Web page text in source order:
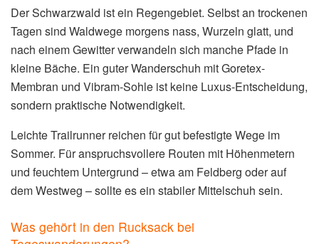
Der Schwarzwald ist ein Regengebiet. Selbst an trockenen
Tagen sind Waldwege morgens nass, Wurzeln glatt, und
nach einem Gewitter verwandeln sich manche Pfade in
kleine Bäche. Ein guter Wanderschuh mit Goretex-
Membran und Vibram-Sohle ist keine Luxus-Entscheidung,
sondern praktische Notwendigkeit.
Leichte Trailrunner reichen für gut befestigte Wege im
Sommer. Für anspruchsvollere Routen mit Höhenmetern
und feuchtem Untergrund – etwa am Feldberg oder auf
dem Westweg – sollte es ein stabiler Mittelschuh sein.
Was gehört in den Rucksack bei